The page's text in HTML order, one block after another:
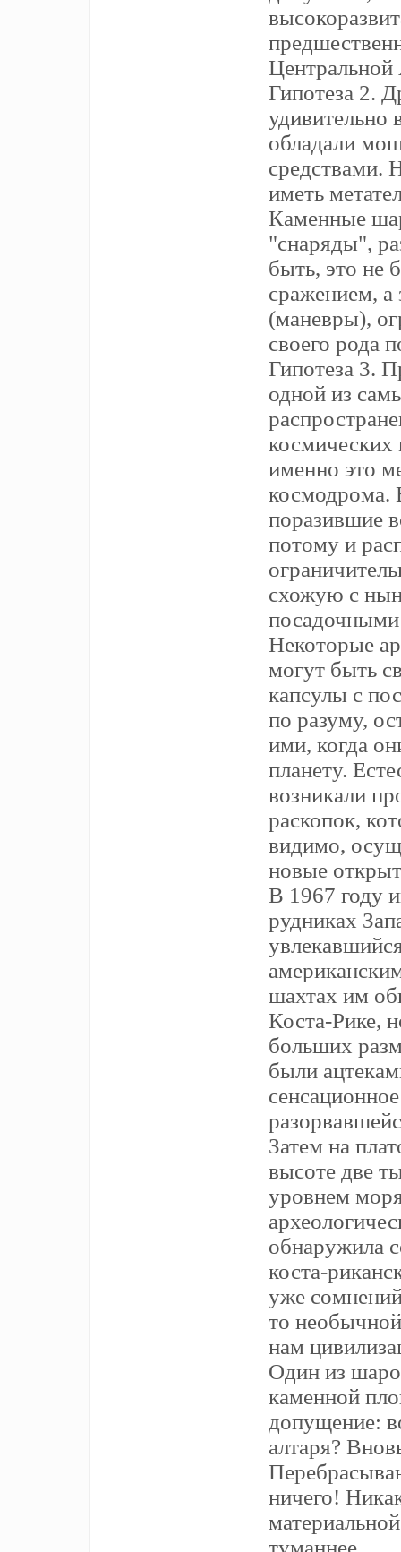
Гипотеза 2.
удивительно
обладали
средствами.
иметь
Каменные
"снаряды",
быть, это не
сражением, а
(маневры),
своего рода
Гипотеза 3.
одной из
именно это
космодрома.
поразившие
потому и
схожую с
Некоторые
могут быть
капсулы с
по разуму,
ими, когда
планету.
возникали
раскопок,
видимо,
новые
В 1967 году
рудниках
шахтах им
Коста-Рике,
больших
были
Затем на
высоте две
уровнем
обнаружила
коста-
уже
то
нам
Один из
каменной
допущение:
алтаря?
ничего!
туманнее.